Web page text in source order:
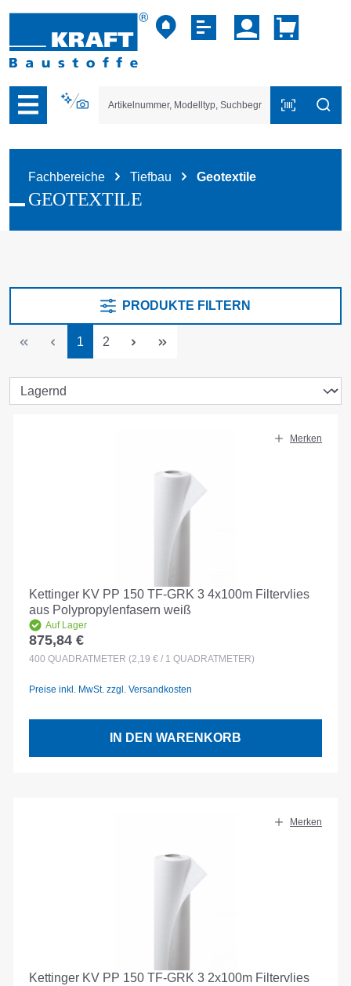
der B2B-Plattform springen
Fachbereiche Tiefbau Geotextile
GEOTEXTILE
PRODUKTE FILTERN
Seite
1 Seite
2
Merken
Kettinger KV PP 150 TF-GRK 3 4x100m Filtervlies
aus Polypropylenfasern weiß
Auf Lager
Regulärer Preis:
875,84 €
400 QUADRATMETER (2,19 € / 1 QUADRATMETER)
Preise inkl. MwSt. zzgl. Versandkosten
IN DEN WARENKORB
Merken
Kettinger KV PP 150 TF-GRK 3 2x100m Filtervlies